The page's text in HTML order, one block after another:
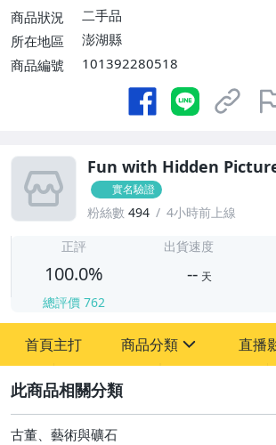
商品狀況
二手品
所在地區
澎湖縣
商品編號
101392280518
Fun with Hidden
實名驗證
粉絲數 494 4小時前上線
正評
100.0%
總評價 762
出貨速度
-- 天
首頁主打 商品分類
古董、藝術與礦石
玩具、模型與公仔
直播
古董、藝術與礦石